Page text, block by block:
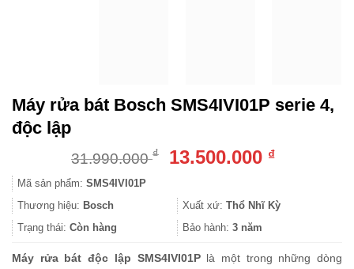
Máy rửa bát Bosch SMS4IVI01P serie 4,
độc lập
31.990.000₫
Giá
31.990.000 ₫.
13.500.000 ₫Giá
là:
Mã sản phẩm: SMS4IVI01P
Thương hiệu: Bosch Xuất xứ: Thổ Nhĩ Kỳ
Trạng thái: Còn hàng Bảo hành: 3 năm
Máy rửa bát độc lập SMS4IVI01Plà một trong những dòng